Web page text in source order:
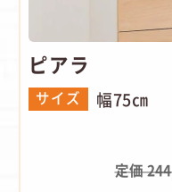
ピアラ
サイズ 幅75㎝
定価